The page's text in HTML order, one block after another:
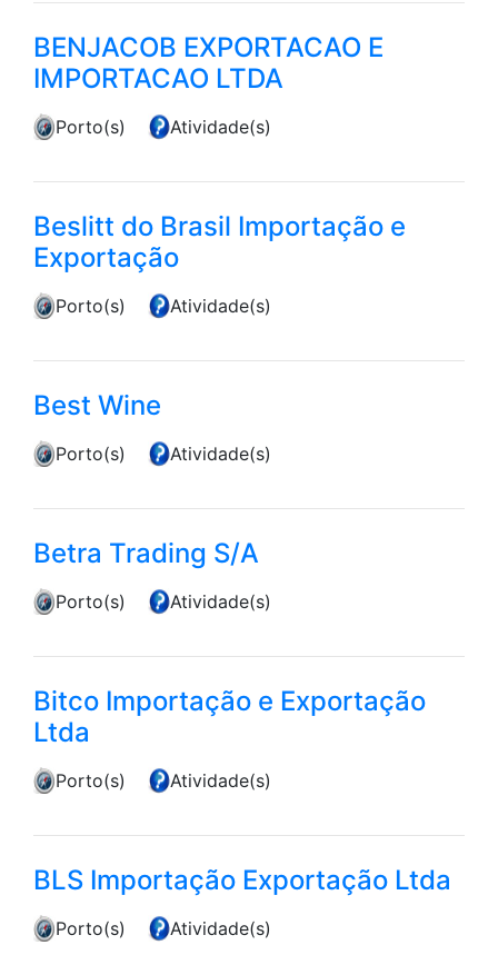
BENJACOB EXPORTACAO E
IMPORTACAO LTDA
Porto(s) Atividade(s)
Beslitt do Brasil Importação e
Exportação
Porto(s) Atividade(s)
Best Wine
Porto(s) Atividade(s)
Betra Trading S/A
Porto(s) Atividade(s)
Bitco Importação e Exportação
Ltda
Porto(s) Atividade(s)
BLS Importação Exportação Ltda
Porto(s) Atividade(s)